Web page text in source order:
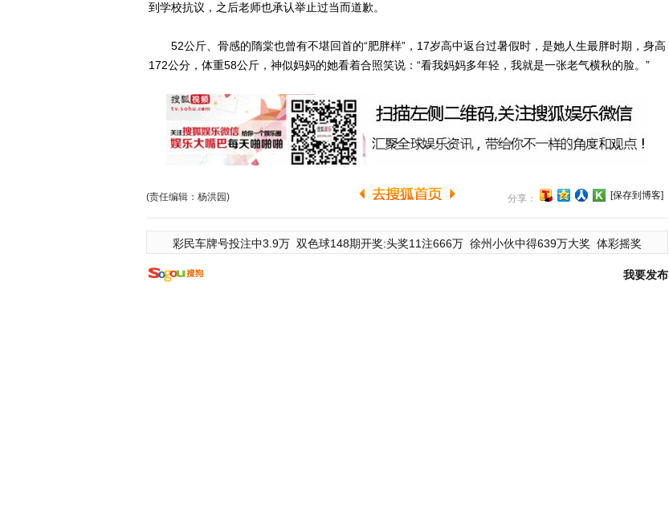
到学校抗议，之后老师也承认举止过当而道歉。
52公斤、骨感的隋棠也曾有不堪回首的“肥胖样”，17岁高中返台过暑假时，是她人生最胖时期，身高
172公分，体重58公斤，神似妈妈的她看着合照笑说：“看我妈妈多年轻，我就是一张老气横秋的脸。”
(责任编辑：杨洪园) 分享： [保存到博客]
彩民车牌号投注中3.9万 双色球148期开奖:头奖11注666万 徐州小伙中得639万大奖 体彩摇奖
我要发布